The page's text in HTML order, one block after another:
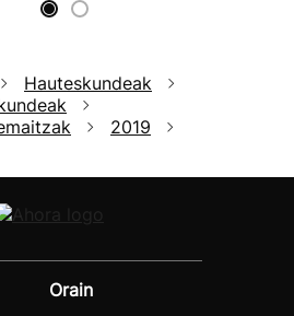
Hauteskundeak
2019
Orain